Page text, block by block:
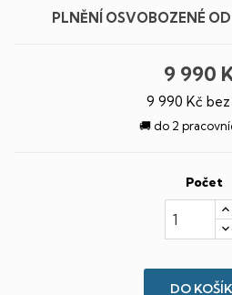
PLNĚNÍ OSVOBOZENÉ
9 990
9 990 Kč bez
🚚 do 2
Počet
DO